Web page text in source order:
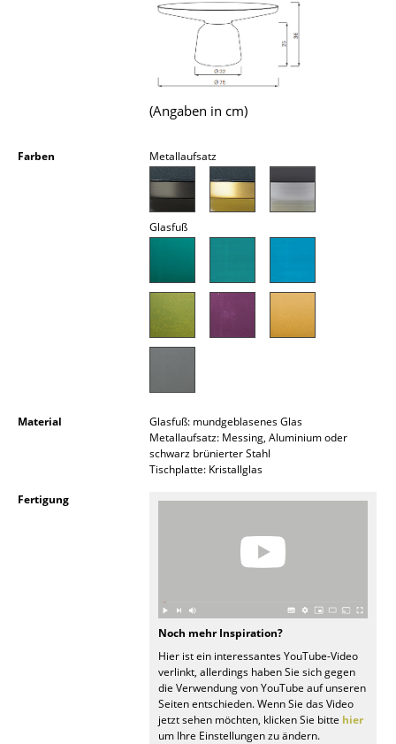
... alle Aufbewahrungsmöbel
Hängeleuchten & Deckenleuchten
Tischleuchten
Schreibtischleuchten
Stehleuchten & Leseleuchten
Nachttische & Bettzubehör
(Angaben in cm)
Farben Metallaufsatz
Glasfuß
Material
Glasfuß: mundgeblasenes Glas
Metallaufsatz: Messing, Aluminium oder
schwarz brünierter Stahl
Tischplatte: Kristallglas
Fertigung
Noch mehr Inspiration?
Hier ist ein interessantes YouTube-Video
verlinkt, allerdings haben Sie sich gegen
die Verwendung von YouTube auf unseren
Seiten entschieden. Wenn Sie das Video
jetzt sehen möchten, klicken Sie bitte hier
um Ihre Einstellungen zu ändern.